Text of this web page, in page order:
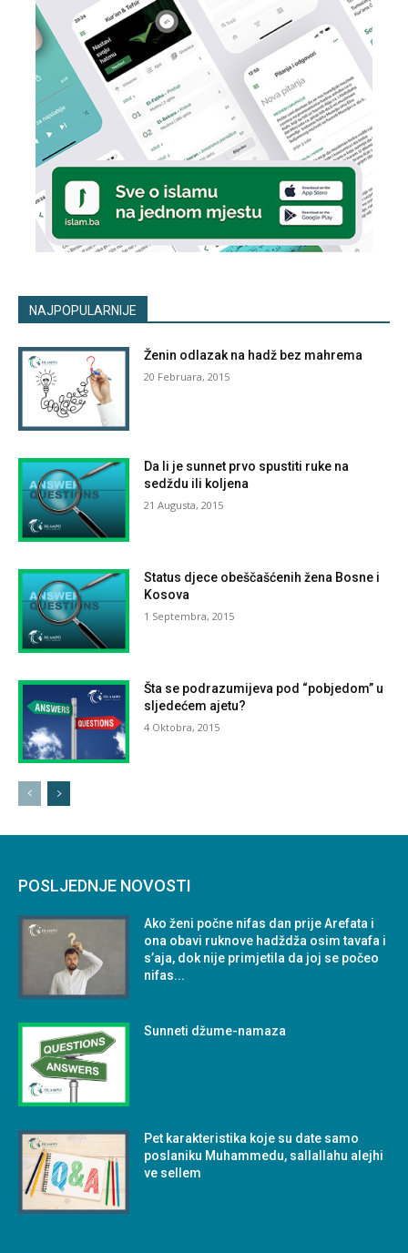
NAJPOPULARNIJE
Ženin odlazak na hadž bez mahrema
20 Februara, 2015
Da li je sunnet prvo spustiti ruke na
sedždu ili koljena
21 Augusta, 2015
Status djece obeščašćenih žena Bosne i
Kosova
1 Septembra, 2015
Šta se podrazumijeva pod “pobjedom” u
sljedećem ajetu?
4 Oktobra, 2015
POSLJEDNJE NOVOSTI
Ako ženi počne nifas dan prije Arefata i
ona obavi ruknove hadždža osim tavafa i
s’aja, dok nije primjetila da joj se počeo
nifas...
Sunneti džume-namaza
Pet karakteristika koje su date samo
poslaniku Muhammedu, sallallahu alejhi
ve sellem